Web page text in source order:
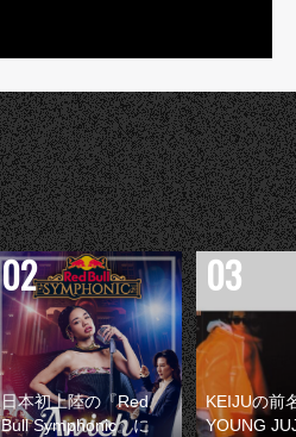
日本初上陸の『Red
Bull Symphonic』に
KEIJUの前
YOUNG